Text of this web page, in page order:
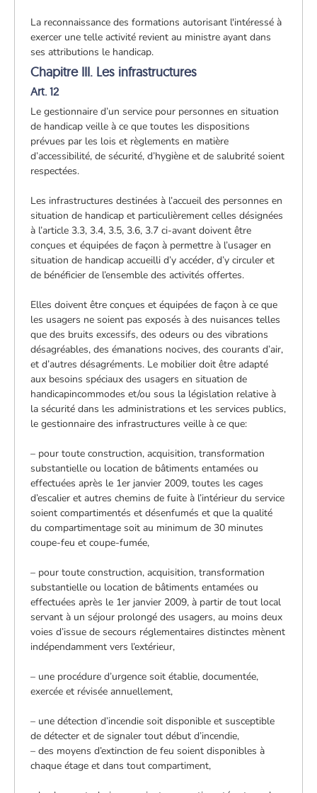
La reconnaissance des formations autorisant l'intéressé à
exercer une telle activité revient au ministre ayant dans
ses attributions le handicap.
Chapitre III. Les infrastructures
Art. 12
Le gestionnaire d’un service pour personnes en situation
de handicap veille à ce que toutes les dispositions
prévues par les lois et règlements en matière
d’accessibilité, de sécurité, d’hygiène et de salubrité soient
respectées.
Les infrastructures destinées à l’accueil des personnes en
situation de handicap et particulièrement celles désignées
à l’article 3.3, 3.4, 3.5, 3.6, 3.7 ci-avant doivent être
conçues et équipées de façon à permettre à l’usager en
situation de handicap accueilli d’y accéder, d’y circuler et
de bénéficier de l’ensemble des activités offertes.
Elles doivent être conçues et équipées de façon à ce que
les usagers ne soient pas exposés à des nuisances telles
que des bruits excessifs, des odeurs ou des vibrations
désagréables, des émanations nocives, des courants d’air,
et d’autres désagréments. Le mobilier doit être adapté
aux besoins spéciaux des usagers en situation de
handicapincommodes et/ou sous la législation relative à
la sécurité dans les administrations et les services publics,
le gestionnaire des infrastructures veille à ce que:
– pour toute construction, acquisition, transformation
substantielle ou location de bâtiments entamées ou
effectuées après le 1er janvier 2009, toutes les cages
d’escalier et autres chemins de fuite à l’intérieur du service
soient compartimentés et désenfumés et que la qualité
du compartimentage soit au minimum de 30 minutes
coupe-feu et coupe-fumée,
– pour toute construction, acquisition, transformation
substantielle ou location de bâtiments entamées ou
effectuées après le 1er janvier 2009, à partir de tout local
servant à un séjour prolongé des usagers, au moins deux
voies d’issue de secours réglementaires distinctes mènent
indépendamment vers l’extérieur,
– une procédure d’urgence soit établie, documentée,
exercée et révisée annuellement,
– une détection d’incendie soit disponible et susceptible
de détecter et de signaler tout début d’incendie,
– des moyens d’extinction de feu soient disponibles à
chaque étage et dans tout compartiment,